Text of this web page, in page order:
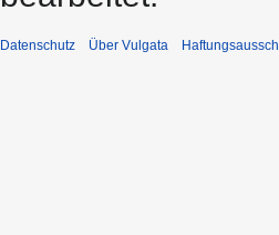
Datenschutz Über Vulgata